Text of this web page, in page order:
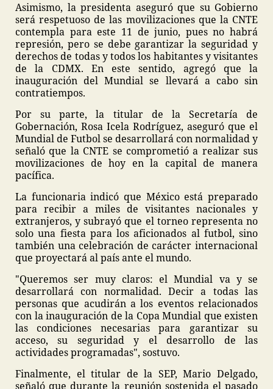
Asimismo, la presidenta aseguró que su Gobierno
será respetuoso de las movilizaciones que la CNTE
contempla para este 11 de junio, pues no habrá
represión, pero se debe garantizar la seguridad y
derechos de todas y todos los habitantes y visitantes
de la CDMX. En este sentido, agregó que la
inauguración del Mundial se llevará a cabo sin
contratiempos.
Por su parte, la titular de la Secretaría de
Gobernación, Rosa Icela Rodríguez, aseguró que el
Mundial de Futbol se desarrollará con normalidad y
señaló que la CNTE se comprometió a realizar sus
movilizaciones de hoy en la capital de manera
pacífica.
La funcionaria indicó que México está preparado
para recibir a miles de visitantes nacionales y
extranjeros, y subrayó que el torneo representa no
solo una fiesta para los aficionados al futbol, sino
también una celebración de carácter internacional
que proyectará al país ante el mundo.
"Queremos ser muy claros: el Mundial va y se
desarrollará con normalidad. Decir a todas las
personas que acudirán a los eventos relacionados
con la inauguración de la Copa Mundial que existen
las condiciones necesarias para garantizar su
acceso, su seguridad y el desarrollo de las
actividades programadas", sostuvo.
Finalmente, el titular de la SEP, Mario Delgado,
señaló que durante la reunión sostenida el pasado